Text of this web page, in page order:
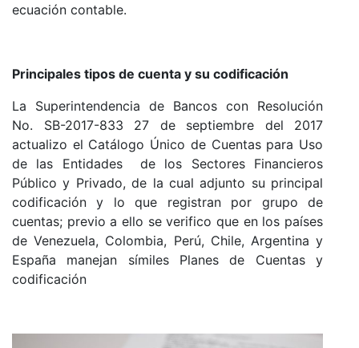
ecuación contable.
Principales tipos de cuenta y su codificación
La Superintendencia de Bancos con Resolución
No. SB-2017-833 27 de septiembre del 2017
actualizo el Catálogo Único de Cuentas para Uso
de las Entidades de los Sectores Financieros
Público y Privado, de la cual adjunto su principal
codificación y lo que registran por grupo de
cuentas; previo a ello se verifico que en los países
de Venezuela, Colombia, Perú, Chile, Argentina y
España manejan símiles Planes de Cuentas y
codificación